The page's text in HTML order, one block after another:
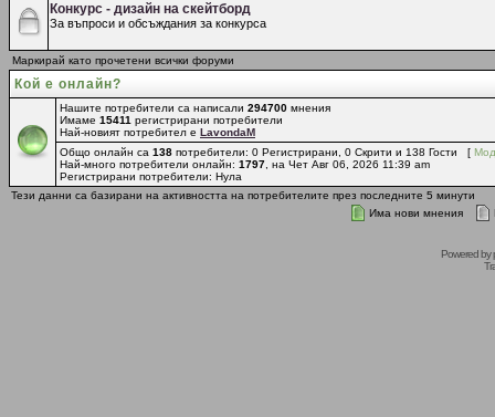
Конкурс - дизайн на скейтборд
За въпроси и обсъждания за конкурса
Маркирай като прочетени всички форуми
Кой е онлайн?
Нашите потребители са написали 294700 мнения
Имаме 15411 регистрирани потребители
Най-новият потребител е LavondaM
Общо онлайн са 138 потребители: 0 Регистрирани, 0 Скрити и 138 Гости [
Най-много потребители онлайн: 1797 , на Чет Авг 06, 2026 11:39 am
Регистрирани потребители: Нула
Тези данни са базирани на активността на потребителите през последните 5 минути
Има нови мнения
Powered by